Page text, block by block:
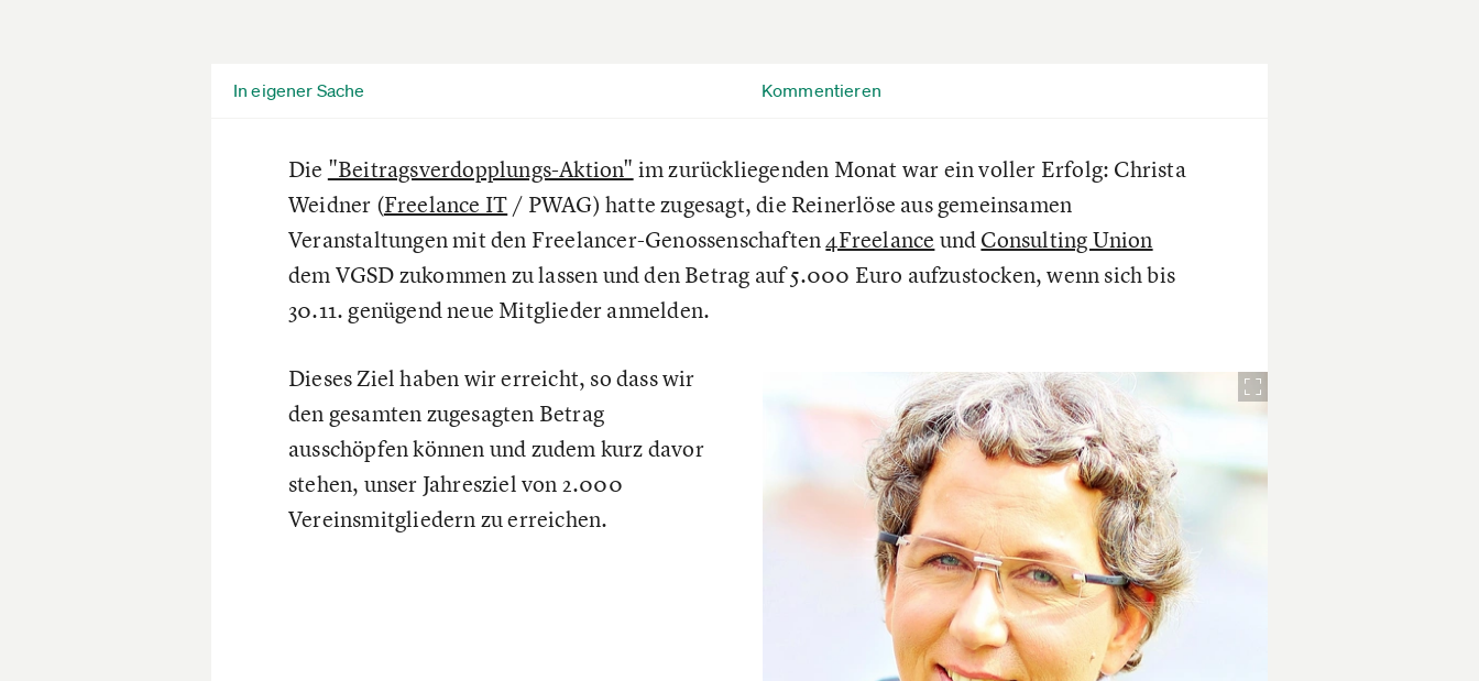
In eigener Sache Kommentieren
Die "Beitragsverdopplungs-Aktion" im zurückliegenden Monat war ein voller Erfolg: Christa
Weidner (Freelance IT / PWAG) hatte zugesagt, die Reinerlöse aus gemeinsamen
Veranstaltungen mit den Freelancer-Genossenschaften4Freelance undConsulting Union
dem VGSD zukommen zu lassen und den Betrag auf 5.000 Euro aufzustocken, wenn sich bis
30.11. genügend neue Mitglieder anmelden.
Dieses Ziel haben wir erreicht, so dass wir
den gesamten zugesagten Betrag
ausschöpfen können und zudem kurz davor
stehen, unser Jahresziel von 2.000
Vereinsmitgliedern zu erreichen.